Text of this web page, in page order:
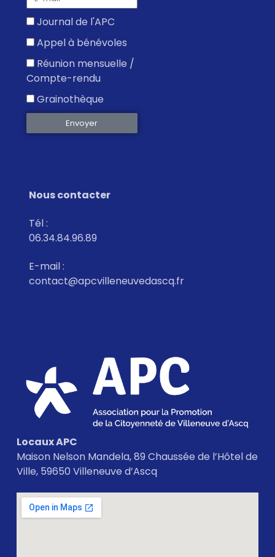
Locaux APC
Maison Nelson Mandela, 89 Chaussée de l’Hôtel de
Ville, 59650 Villeneuve d’Ascq
Journal de l'APC
Appel à bénévoles
Réunion mensuelle /
Compte-rendu
Grainothèque
Envoyer
Nous contacter
Tél :
06.34.84.96.89
E-mail :
contact@apcvilleneuvedascq.fr